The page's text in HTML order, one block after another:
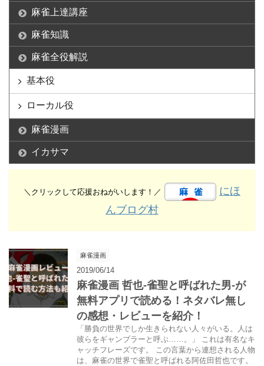
麻雀上達講座
麻雀知識
麻雀全役解説
基本役
ローカル役
麻雀漫画
イカサマ
＼クリックして応援おねがいします！／
にほ
んブログ村
麻雀漫画
2019/06/14
麻雀漫画 哲也-雀聖と呼ばれた男-が
無料アプリで読める！ネタバレ無し
の感想・レビューを紹介！
「勝負の世界でしか生きられない人々がいる。人は
彼らをギャンブラーと呼ぶ……。」 これは有名なキ
ャッチフレーズです。 この言葉から連想される人物
は、麻雀の世界で雀聖と呼ばれる阿佐田哲也です。